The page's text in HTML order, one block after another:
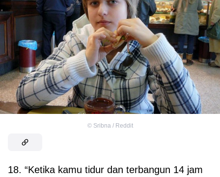
© Sribna / Reddit
18. “Ketika kamu tidur dan terbangun 14 jam